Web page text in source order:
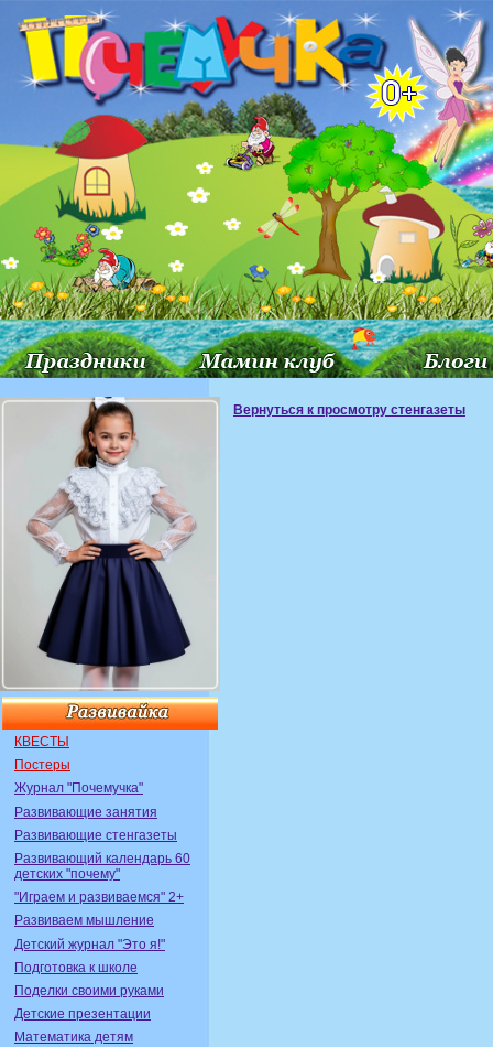
КВЕСТЫ
Постеры
Журнал "Почемучка"
Развивающие занятия
Развивающие стенгазеты
Развивающий календарь 60
детских "почему"
"Играем и развиваемся" 2+
Развиваем мышление
Детский журнал "Это я!"
Подготовка к школе
Поделки своими руками
Детские презентации
Математика детям
Вернуться к просмотру стенгазеты